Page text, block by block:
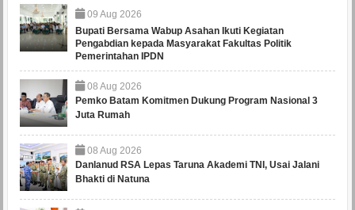
09 Aug 2026
Bupati Bersama Wabup Asahan Ikuti Kegiatan
Pengabdian kepada Masyarakat Fakultas Politik
Pemerintahan IPDN
08 Aug 2026
Pemko Batam Komitmen Dukung Program Nasional 3
Juta Rumah
08 Aug 2026
Danlanud RSA Lepas Taruna Akademi TNI, Usai Jalani
Bhakti di Natuna